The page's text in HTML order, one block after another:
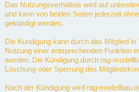
Das Nutzungsverhältnis wird auf
und kann von beiden Seiten jederzeit
gekündigt werden.
Die Kündigung kann durch das Mitglied in
Nutzung einer entsprechenden Funktion
werden. Die Kündigung durch rag-
Löschung oder Sperrung des
Nach der Kündigung wird rag-